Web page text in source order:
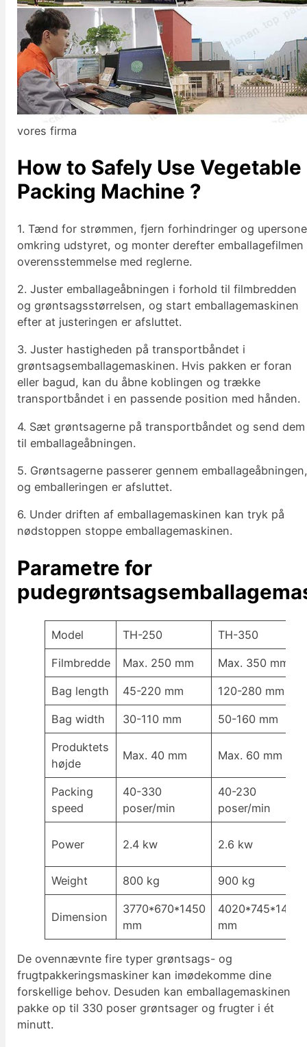
vores firma
How to Safely Use Vegetable
Packing Machine ?
1. Tænd for strømmen, fjern forhindringer og
omkring udstyret, og monter derefter emballagefilmen
overensstemmelse med reglerne.
2. Juster emballageåbningen i forhold til filmbredden
og grøntsagsstørrelsen, og start emballagemaskinen
efter at justeringen er afsluttet.
3. Juster hastigheden på transportbåndet i
grøntsagsemballagemaskinen. Hvis pakken er foran
eller bagud, kan du åbne koblingen og trække
transportbåndet i en passende position med hånden.
4. Sæt grøntsagerne på transportbåndet og send dem
til emballageåbningen.
5. Grøntsagerne passerer gennem
og emballeringen er afsluttet.
6. Under driften af emballagemaskinen kan tryk på
nødstoppen stoppe emballagemaskinen.
Parametre for
Model TH-250 TH-350
Filmbredde Max. 250 mm Max. 350 mm
Bag length 45-220 mm 120-280 mm
Bag width 30-110 mm 50-160 mm
Produktets
højde
Max. 40 mm Max. 60 mm
Packing
speed
40-330
poser/min
40-230
poser/min
Power 2.4 kw 2.6 kw
Weight 800 kg 900 kg
Dimension
3770*670*1450
mm
4020*745*1450
mm
De ovennævnte fire typer grøntsags- og
frugtpakkeringsmaskiner kan imødekomme dine
forskellige behov. Desuden kan emballagemaskinen
pakke op til 330 poser grøntsager og frugter i ét
minutt.